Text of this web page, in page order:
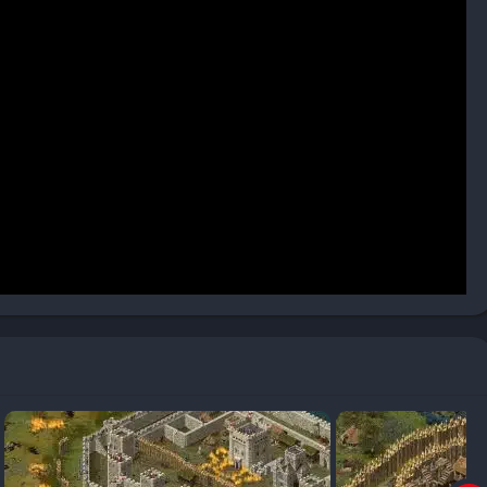
da assedi su larga scala, dove ogni dettaglio conta. Arcieri,
fanti si affrontano in scontri spettacolari. Gli assedi
delle risorse e tempestività tattica durante l’attacco o la
generale del regno. Tassazione eccessiva, carestie o
e ammutinamenti. Gestire il morale dei sudditi diventa
e la fedeltà.